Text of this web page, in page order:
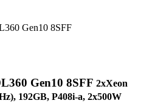
Gen10 8SFF
Gen10 8SFF 2xXeon
192GB, P408i-a, 2x500W